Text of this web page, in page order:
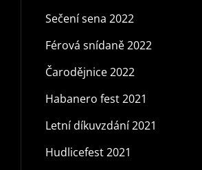
Sečení sena 2022
Férová snídaně 2022
Čarodějnice 2022
Habanero fest 2021
Letní díkuvzdání 2021
Hudlicefest 2021